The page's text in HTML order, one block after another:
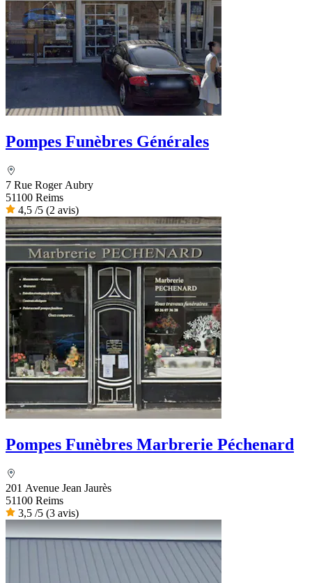
Pompes Funèbres Générales
7 Rue Roger Aubry
51100 Reims
4,5 /5 (2 avis)
Pompes Funèbres Marbrerie Péchenard
201 Avenue Jean Jaurès
51100 Reims
3,5 /5 (3 avis)